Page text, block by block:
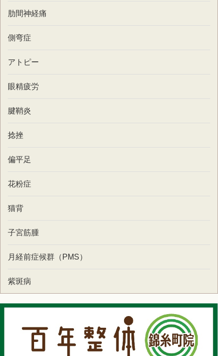
肋間神経痛
側弯症
アトピー
眼精疲労
腱鞘炎
捻挫
偏平足
花粉症
猫背
子宮筋腫
月経前症候群（PMS）
紫斑病